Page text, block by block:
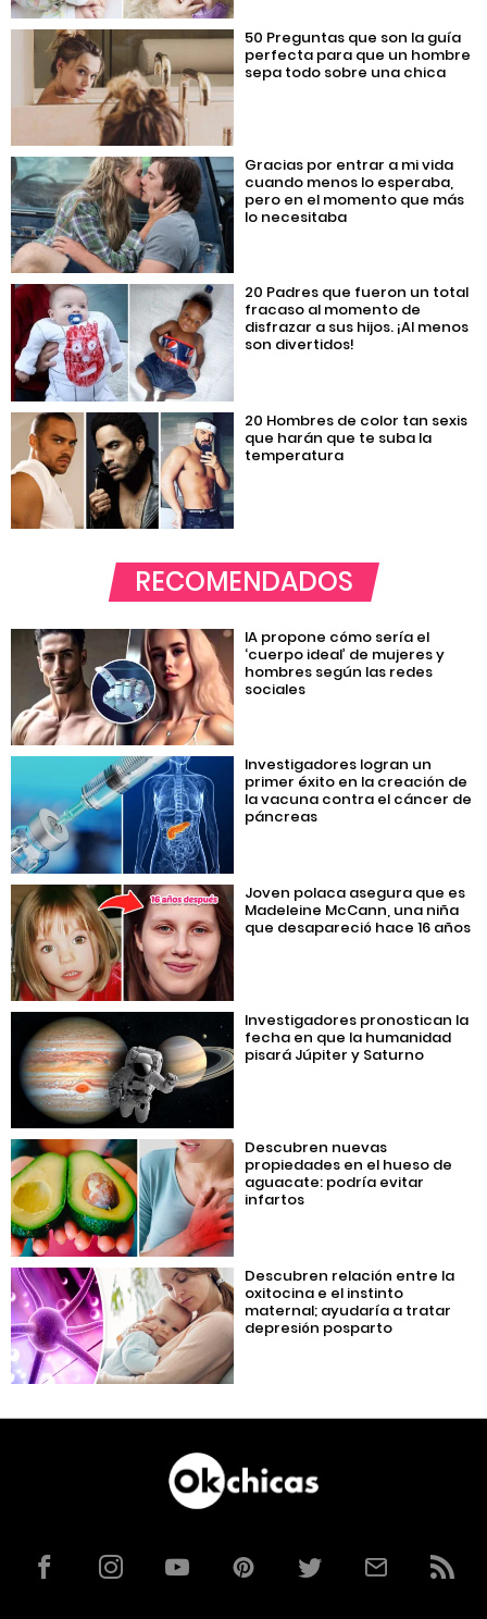
50 Preguntas que son la guía
perfecta para que un hombre
sepa todo sobre una chica
Gracias por entrar a mi vida
cuando menos lo esperaba,
pero en el momento que más
lo necesitaba
20 Padres que fueron un total
fracaso al momento de
disfrazar a sus hijos. ¡Al menos
son divertidos!
20 Hombres de color tan sexis
que harán que te suba la
temperatura
RECOMENDADOS
IA propone cómo sería el
‘cuerpo ideal’ de mujeres y
hombres según las redes
sociales
Investigadores logran un
primer éxito en la creación de
la vacuna contra el cáncer de
páncreas
Joven polaca asegura que es
Madeleine McCann, una niña
que desapareció hace 16 años
Investigadores pronostican la
fecha en que la humanidad
pisará Júpiter y Saturno
Descubren nuevas
propiedades en el hueso de
aguacate: podría evitar
infartos
Descubren relación entre la
oxitocina e el instinto
maternal; ayudaría a tratar
depresión posparto
FacebookInstagramYouTubePinterestTwitterCorreoRSS